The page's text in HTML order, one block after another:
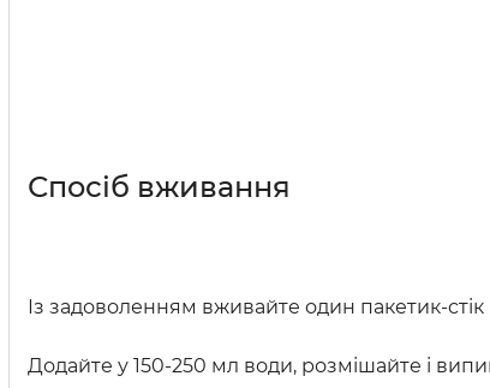
Спосіб вживання
Із задоволенням вживайте один пакетик-стік
Додайте у 150-250 мл води, розмішайте і